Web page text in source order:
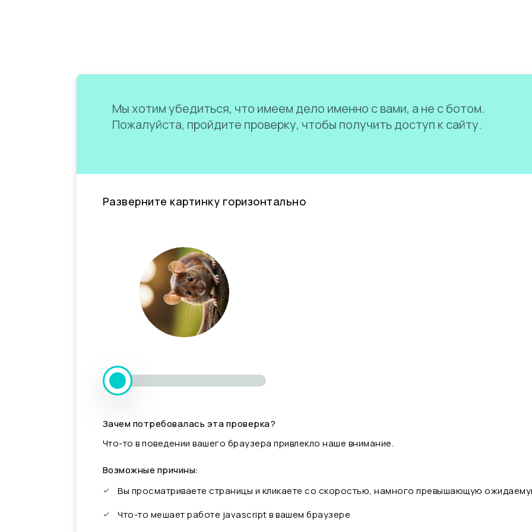
Мы хотим убедиться, что имеем дело именно с вами, а не с ботом.
Пожалуйста, пройдите проверку, чтобы получить доступ к сайту.
Разверните картинку горизонтально
Зачем потребовалась эта проверка?
Что-то в поведении вашего браузера привлекло наше внимание.
Возможные причины:
Вы просматриваете страницы и кликаете со скоростью, намного превышающую
Что-то мешает работе javascript в вашем браузере